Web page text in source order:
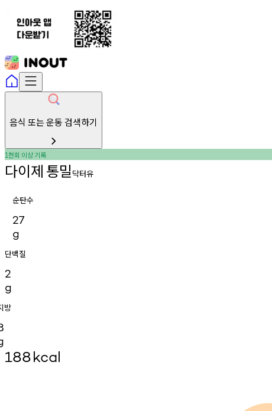
음식 또는 운동 검색하기
1천회 이상기록
다이제 통밀 닥터유
순탄수
27
g
단백질
2
g
방
188kcal